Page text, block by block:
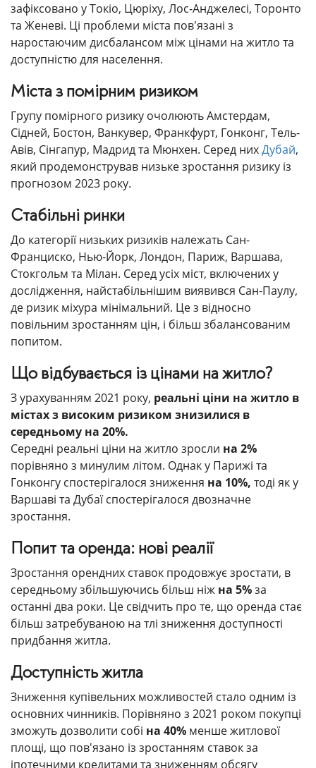
зафіксовано у Токіо, Цюріху, Лос-Анджелесі, Торонто
та Женеві. Ці проблеми міста пов'язані з
наростаючим дисбалансом між цінами на житло та
доступністю для населення.
Міста з помірним ризиком
Групу помірного ризику очолюють Амстердам,
Сідней, Бостон, Ванкувер, Франкфурт, Гонконг, Тель-
Авів, Сінгапур, Мадрид та Мюнхен. Серед нихДубай,
який продемонстрував низьке зростання ризику із
прогнозом 2023 року.
Стабільні ринки
До категорії низьких ризиків належать Сан-
Франциско, Нью-Йорк, Лондон, Париж, Варшава,
Стокгольм та Мілан. Серед усіх міст, включених у
дослідження, найстабільнішим виявився Сан-Паулу,
де ризик міхура мінімальний. Це з відносно
повільним зростанням цін, і більш збалансованим
попитом.
Що відбувається із цінами на житло?
З урахуванням 2021 року, реальні ціни на житло в
містах з високим ризиком знизилися в
середньому на 20%.
Середні реальні ціни на житло зросли на 2%
порівняно з минулим літом. Однак у Парижі та
Гонконгу спостерігалося зниження на 10%, тоді як у
Варшаві та Дубаї спостерігалося двозначне
зростання.
Попит та оренда: нові реалії
Зростання орендних ставок продовжує зростати, в
середньому збільшуючись більш ніж на 5%за
останні два роки. Це свідчить про те, що оренда стає
більш затребуваною на тлі зниження доступності
придбання житла.
Доступність житла
Зниження купівельних можливостей стало одним із
основних чинників. Порівняно з 2021 роком покупці
зможуть дозволити собі на 40% менше житлової
площі, що пов'язано із зростанням ставок за
іпотечними кредитами та зниженням обсягу